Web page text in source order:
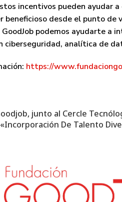
incentivos pueden ayudar
beneficioso desde el punto de
GoodJob podemos ayudarte
ciberseguridad, analítica de
https://
junto al Cercle
De Talento